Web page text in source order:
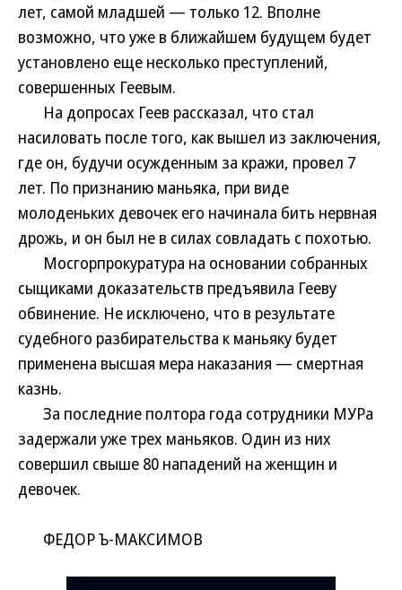
лет, самой младшей — только 12. Вполне
возможно, что уже в ближайшем будущем будет
установлено еще несколько преступлений,
совершенных Геевым.
На допросах Геев рассказал, что стал
насиловать после того, как вышел из заключения,
где он, будучи осужденным за кражи, провел 7
лет. По признанию маньяка, при виде
молоденьких девочек его начинала бить нервная
дрожь, и он был не в силах совладать с похотью.
Мосгорпрокуратура на основании собранных
сыщиками доказательств предъявила Гееву
обвинение. Не исключено, что в результате
судебного разбирательства к маньяку будет
применена высшая мера наказания — смертная
казнь.
За последние полтора года сотрудники МУРа
задержали уже трех маньяков. Один из них
совершил свыше 80 нападений на женщин и
девочек.
ФЕДОР Ъ-МАКСИМОВ